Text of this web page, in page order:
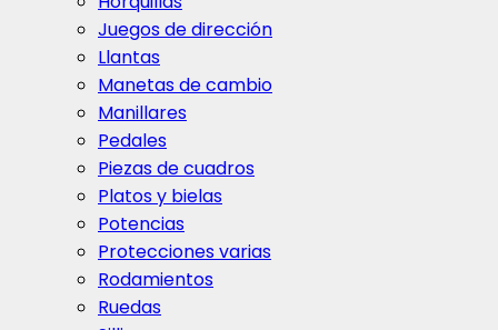
Juegos de dirección
Llantas
Manetas de cambio
Manillares
Pedales
Piezas de cuadros
Platos y bielas
Potencias
Protecciones varias
Rodamientos
Ruedas